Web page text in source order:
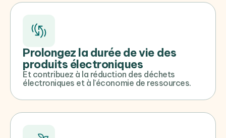
Prolongez la durée de vie des
produits électroniques
Et contribuez à la réduction des déchets
électroniques et à l'économie de ressources.